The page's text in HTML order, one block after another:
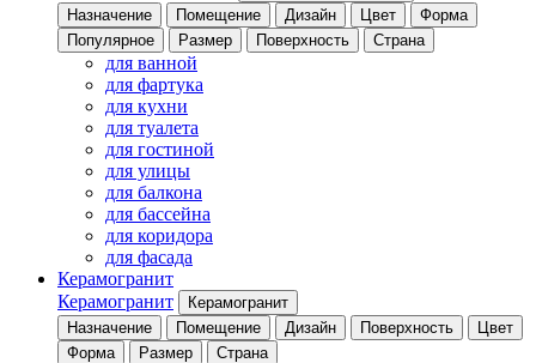
Назначение
Помещение Дизайн Цвет
Форма
Популярное
Размер Поверхность Страна
для ванной
для фартука
для кухни
для туалета
для гостиной
для улицы
для балкона
для бассейна
для коридора
для фасада
Керамогранит
Керамогранит
Керамогранит
Назначение
Помещение Дизайн Поверхность
Цвет
Форма
Размер Страна